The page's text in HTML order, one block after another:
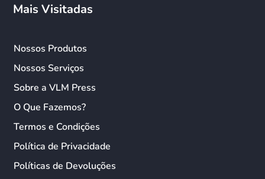
Mais Visitadas
Nossos Produtos
Nossos Serviços
Sobre a VLM Press
O Que Fazemos?
Termos e Condições
Política de Privacidade
Políticas de Devoluções